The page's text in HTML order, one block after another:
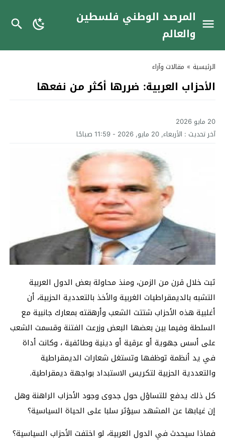
المرصد الوطني فلسطين
والعالم
الرئيسية » مقالات وآراء
الأحزاب العربية: ضررها أكثر من نفعها
20 مايو 2026
آخر تحديث : الأربعاء, 20 مايو, 2026 - 11:59 صباحًا
ثبت خلال قرن من الزمن، ومنذ محاولة بعض الدول العربية
التشبه بالديمقراطيات الغربية والأخذ بالتعددية الحزبية، أن
أغلبية هذه الأحزاب شتتت الشعب وأرهقته بمعارك جانبية مع
السلطة وفيما بين بعضها البعض وزرعت الفتنة وقسمت الشعب
على أسس جهوية أو عرقية أو دينية وطائفية ، وكانت أداة
في يد أنظمة توظفها وتستغل شعارات الديمقراطية
والتعددية الحزبية لتكريس الاستبداد بواجهة ديمقراطية.
كل ذلك يدفع للتساؤل حول جدوى وجود الأحزاب الراهنة وهل
إن غيابها عن المشهد سيؤثر سلبا على الحياة السياسية؟
فماذا سيحدث في الدول العربية، لو اختفت الأحزاب السياسية؟